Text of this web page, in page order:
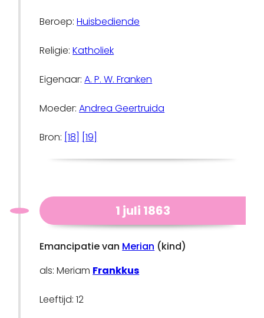
Beroep:Huisbediende
Religie:Katholiek
Eigenaar:A. P. W. Franken
Moeder:Andrea Geertruida
Bron: [18] [19]
1 juli 1863
Emancipatie van Merian (kind)
als: Meriam Frankkus
Leeftijd: 12